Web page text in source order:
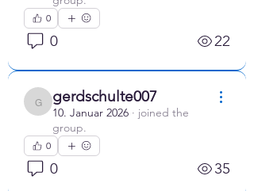
0
0 22
gerdschulte007
gerdschulte007
10. Januar 2026 · joined the
group.
0
0 35